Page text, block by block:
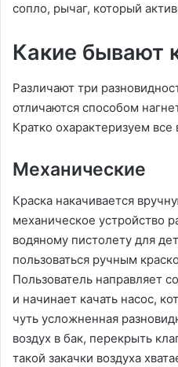
сопло, рычаг, который
Какие бывают
Различают три
отличаются способом
Кратко охарактеризуем все
Механические
Краска накачивается
механическое устройство
водяному пистолету для
пользоваться ручным
Пользователь направляет
и начинает качать насос,
чуть усложненная
воздух в бак, перекрыть
такой закачки воздуха